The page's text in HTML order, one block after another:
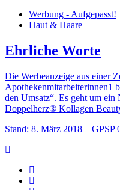
Werbung - Aufgepasst!
Haut & Haare
Ehrliche Worte
Die Werbeanzeige aus einer
Apothekenmitarbeiterinnen1
den Umsatz“. Es geht um ein
Doppelherz® Kollagen
Stand: 8. März 2018 – GPSP